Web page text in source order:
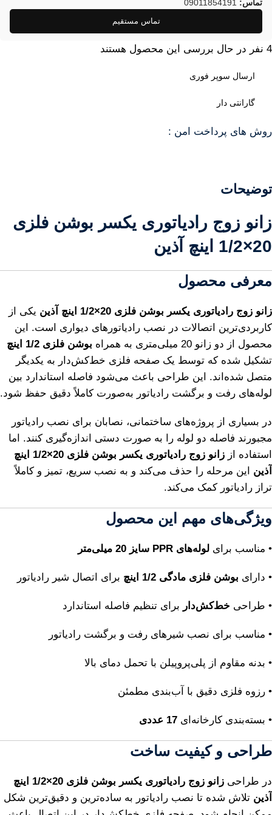
تماس: 09011854191
تماس مستقیم
4 نفر در حال بررسی این محصول هستند
ارسال سوپر فوری
گارانتی دار
روش های پرداخت امن :
توضیحات
زانو زوج رادیاتوری یکسر بوشن فلزی
20×1/2 اینچ آذین
معرفی محصول
زانو زوج رادیاتوری یکسر بوشن فلزی 20×1/2 اینچ آذین
یکی از
کاربردی‌ترین اتصالات در نصب رادیاتورهای دیواری است. این
محصول از دو زانو 20 میلی‌متری به همراه
بوشن فلزی 1/2 اینچ
تشکیل شده که توسط یک صفحه فلزی خط‌کش‌دار به یکدیگر
متصل شده‌اند. این طراحی باعث می‌شود فاصله استاندارد بین
لوله‌های رفت و برگشت رادیاتور به‌صورت کاملاً دقیق حفظ شود.
در بسیاری از پروژه‌های ساختمانی، نصابان برای نصب رادیاتور
مجبورند فاصله دو لوله را به صورت دستی اندازه‌گیری کنند. اما
استفاده از
زانو زوج رادیاتوری یکسر بوشن فلزی 20×1/2 اینچ
آذین این مرحله را حذف می‌کند و به نصب سریع، تمیز و کاملاً
تراز رادیاتور کمک می‌کند.
ویژگی‌های مهم این محصول
• مناسب برای لوله‌های PPR سایز 20 میلی‌متر
• دارای بوشن فلزی مادگی 1/2 اینچ برای اتصال شیر رادیاتور
• طراحی خط‌کش‌دار برای تنظیم فاصله استاندارد
• مناسب برای نصب شیرهای رفت و برگشت رادیاتور
• بدنه مقاوم از پلی‌پروپیلن با تحمل دمای بالا
• رزوه فلزی دقیق با آب‌بندی مطمئن
• بسته‌بندی کارخانه‌ای 17 عددی
طراحی و کیفیت ساخت
در طراحی
زانو زوج رادیاتوری یکسر بوشن فلزی 20×1/2 اینچ
آذین تلاش شده تا نصب رادیاتور به ساده‌ترین و دقیق‌ترین شکل